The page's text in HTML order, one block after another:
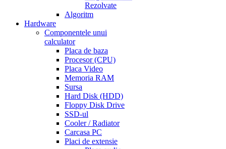
Rezolvate
Algoritm
Hardware
Componentele unui
calculator
Placa de baza
Procesor (CPU)
Placa Video
Memoria RAM
Sursa
Hard Disk (HDD)
Floppy Disk Drive
SSD-ul
Cooler / Radiator
Carcasa PC
Placi de extensie